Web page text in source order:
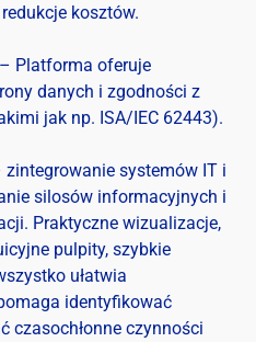
kosztów.
– Platforma oferuje
danych i zgodności z
jak np. ISA/IEC 62443).
zintegrowanie systemów IT i
silosów informacyjnych i
Praktyczne wizualizacje,
pulpity, szybkie
ułatwia
identyfikować
czasochłonne czynności